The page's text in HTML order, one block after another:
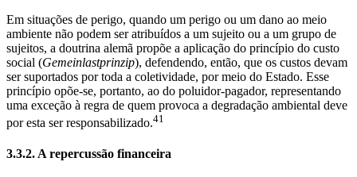
Em situações de perigo, quando um perigo ou um dano ao meio
ambiente não podem ser atribuídos a um sujeito ou a um grupo de
sujeitos, a doutrina alemã propõe a aplicação do princípio do custo
social (Gemeinlastprinzip), defendendo, então, que os custos devam
ser suportados por toda a coletividade, por meio do Estado. Esse
princípio opõe-se, portanto, ao do poluidor-pagador, representando
uma exceção à regra de quem provoca a degradação ambiental deve
por esta ser responsabilizado.41
3.3.2. A repercussão financeira